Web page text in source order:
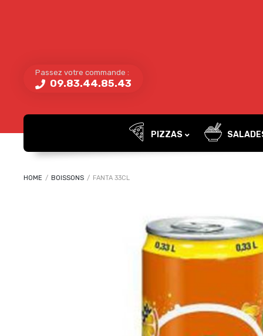
Passez votre commande :
09.83.44.85.43
PIZZAS
HOME / BOISSONS / FANTA 33CL